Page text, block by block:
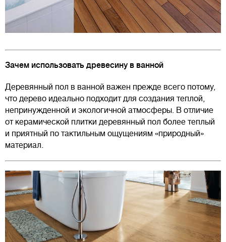
Зачем использовать древесину в ванной
Деревянный пол в ванной важен прежде всего потому,
что дерево идеально подходит для создания теплой,
непринужденной и экологичной атмосферы. В отличие
от керамической плитки деревянный пол более теплый
и приятный по тактильным ощущениям «природный»
материал.